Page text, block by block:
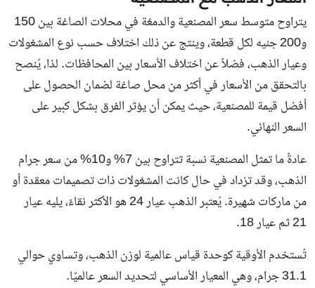
يتراوح متوسط سعر المصنعية والدمغة في محلات الصاغة بين 150
و200 جنيه لكل قطعة، وينتج عن ذلك اختلاف حسب نوع المشغولات
وعيار الذهب، فضلاً عن اختلاف الأسعار بين المحافظات. لذا، يُنصح
بالتحقق من الأسعار في أكثر من محل صاغة لضمان الحصول على
أفضل قيمة للمصنعية، حيث يمكن أن يؤثر الفرق بشكل كبير على
السعر النهائي.
عادةً ما تمثل المصنعية نسبة تتراوح بين 7% و10% من سعر جرام
الذهب، وقد تزداد في حال كانت المشغولات ذات تصميمات معقدة أو
من ماركات شهيرة. يُعتبر الذهب عيار 24 هو الأكثر نقاءً، يليه عيار
21 ثم عيار 18.
تُستخدم الأوقية كوحدة قياس عالمية لوزن الذهب، وتساوي حوالي
31.1 جرام، وهي المعيار الأساسي لتحديد السعر عالميًا.